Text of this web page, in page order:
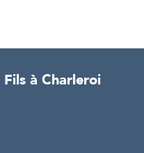
à Charleroi